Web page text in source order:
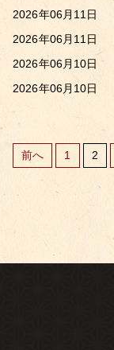
2026年06月11日
2026年06月11日
2026年06月10日
2026年06月10日
Posts
投
稿
前へ 1 2